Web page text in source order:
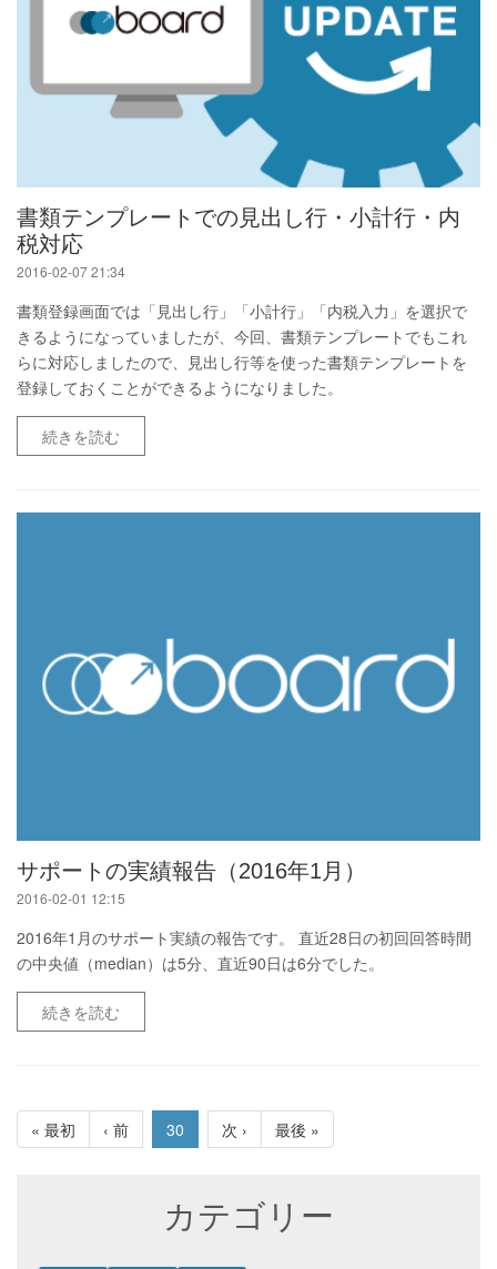
書類テンプレートでの見出し行・小計行・内
税対応
2016-02-07 21:34
書類登録画面では「見出し行」「小計行」「内税入力」を選択で
きるようになっていましたが、今回、書類テンプレートでもこれ
らに対応しましたので、見出し行等を使った書類テンプレートを
登録しておくことができるようになりました。
続きを読む
サポートの実績報告（2016年1月）
2016-02-01 12:15
2016年1月のサポート実績の報告です。 直近28日の初回回答時間
の中央値（median）は5分、直近90日は6分でした。
続きを読む
« 最初 ‹ 前 30 次 › 最後 »
カテゴリー